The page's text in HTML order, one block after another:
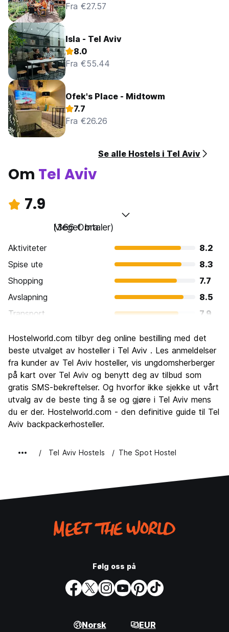
Fra €27.57
Isla - Tel Aviv
8.0
Fra €55.44
Ofek's Place - Midtowm
7.7
Fra €26.26
Se alle Hostels i Tel Aviv
Om Tel Aviv
7.9
Meget bra
(366 Omtaler)
Aktiviteter
8.2
Spise ute
8.3
Shopping
7.7
Avslapning
8.5
Transport
7.9
Kultur
7.8
Feste
8.4
Verdi for pengene
6.6
Hostelworld.com tilbyr deg online bestilling med det
beste utvalget av hosteller i Tel Aviv . Les anmeldelser
fra kunder av Tel Aviv hosteller, vis ungdomsherberger
på kart over Tel Aviv og benytt deg av tilbud som
gratis SMS-bekreftelser. Og hvorfor ikke sjekke ut vårt
utvalg av de beste ting å se og gjøre i Tel Aviv mens
du er der. Hostelworld.com - den definitive guide til Tel
Aviv backpackerhosteller.
Tel Aviv Hostels The Spot Hostel
Følg oss på
Norsk EUR